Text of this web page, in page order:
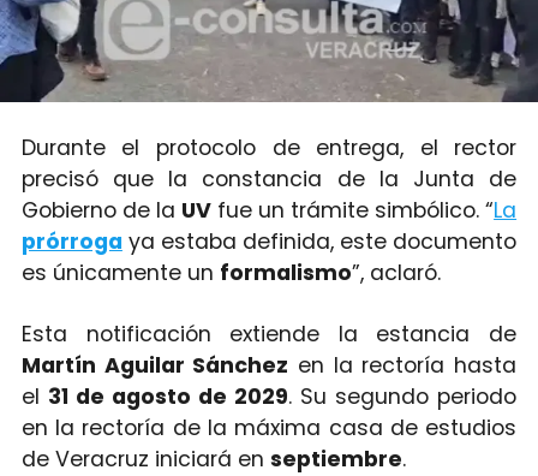
Durante el protocolo de entrega, el rector
precisó que la constancia de la Junta de
Gobierno de la UVfue un trámite simbólico. “La
prórroga ya estaba definida, este documento
es únicamente un formalismo”, aclaró.
Esta notificación extiende la estancia de
Martín Aguilar Sánchez en la rectoría hasta
el 31 de agosto de 2029. Su segundo periodo
en la rectoría de la máxima casa de estudios
de Veracruz iniciará en septiembre.